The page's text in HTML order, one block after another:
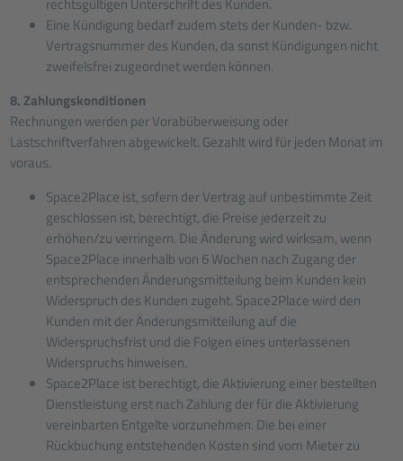
rechtsgültigen Unterschrift des Kunden.
Eine Kündigung bedarf zudem stets der Kunden- bzw.
Vertragsnummer des Kunden, da sonst Kündigungen nicht
zweifelsfrei zugeordnet werden können.
8. Zahlungskonditionen
Rechnungen werden per Vorabüberweisung oder
Lastschriftverfahren abgewickelt. Gezahlt wird für jeden Monat im
voraus.
Space2Place ist, sofern der Vertrag auf unbestimmte Zeit
geschlossen ist, berechtigt, die Preise jederzeit zu
erhöhen/zu verringern. Die Änderung wird wirksam, wenn
Space2Place innerhalb von 6 Wochen nach Zugang der
entsprechenden Änderungsmitteilung beim Kunden kein
Widerspruch des Kunden zugeht. Space2Place wird den
Kunden mit der Änderungsmitteilung auf die
Widerspruchsfrist und die Folgen eines unterlassenen
Widerspruchs hinweisen.
Space2Place ist berechtigt, die Aktivierung einer bestellten
Dienstleistung erst nach Zahlung der für die Aktivierung
vereinbarten Entgelte vorzunehmen. Die bei einer
Rückbuchung entstehenden Kosten sind vom Mieter zu